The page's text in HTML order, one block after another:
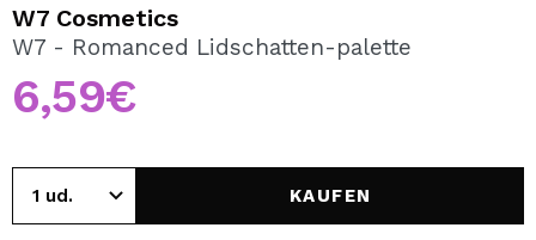
REGISTRIEREN
Durch die Erstellung eines Kontos bei Maquillalia.de
können Sie Ihre Einkäufe schnell tätigen, den Status Ihrer
W7 Cosmetics
W7 - Romanced Lidschatten-palette
6,59€
KAUFEN